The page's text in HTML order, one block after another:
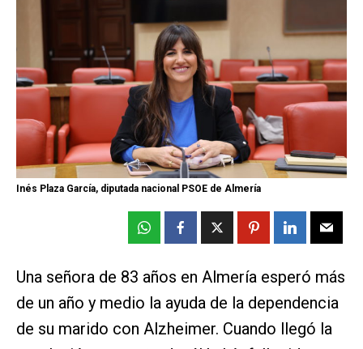
Inés Plaza García, diputada nacional PSOE de Almería
Una señora de 83 años en Almería esperó más
de un año y medio la ayuda de la dependencia
de su marido con Alzheimer. Cuando llegó la